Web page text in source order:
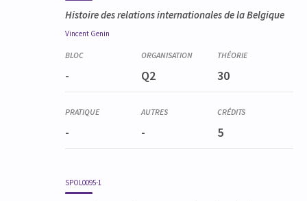
Histoire des relations internationales de la Belgique
Vincent Genin
- Q2 30
- - 5
SPOL0095-1